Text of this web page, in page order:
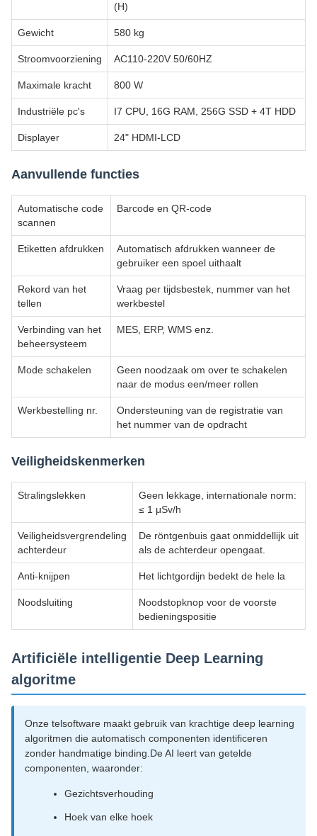
(H)
Gewicht 580 kg
Stroomvoorziening AC110-220V 50/60HZ
Maximale kracht 800 W
Industriële pc's I7 CPU, 16G RAM, 256G SSD + 4T HDD
Displayer 24" HDMI-LCD
Aanvullende functies
Automatische code
scannen
Barcode en QR-code
Etiketten afdrukken
Automatisch afdrukken wanneer de
gebruiker een spoel uithaalt
Rekord van het
tellen
Vraag per tijdsbestek, nummer van het
werkbestel
Verbinding van het
beheersysteem
MES, ERP, WMS enz.
Mode schakelen
Geen noodzaak om over te schakelen
naar de modus een/meer rollen
Werkbestelling nr.
Ondersteuning van de registratie van
het nummer van de opdracht
Veiligheidskenmerken
Stralingslekken
Geen lekkage, internationale norm:
≤ 1 μSv/h
Veiligheidsvergrendeling
achterdeur
De röntgenbuis gaat onmiddellijk uit
als de achterdeur opengaat.
Anti-knijpen Het lichtgordijn bedekt de hele la
Noodsluiting
Noodstopknop voor de voorste
bedieningspositie
Artificiële intelligentie Deep Learning
algoritme
Onze telsoftware maakt gebruik van krachtige deep learning
algoritmen die automatisch componenten identificeren
zonder handmatige binding.De AI leert van getelde
componenten, waaronder:
Gezichtsverhouding
Hoek van elke hoek